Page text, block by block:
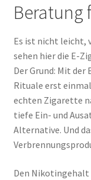
Beratung
Es ist nicht leicht,
sehen hier die E-
Der Grund: Mit
Rituale erst
echten Zigarette
tiefe Ein- und
Alternative. Und
Den